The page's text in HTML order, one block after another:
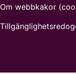
Om webbkakor